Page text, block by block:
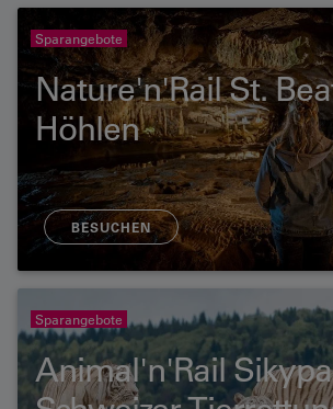
Sparangebote
Nature'n'Rail St.
Höhlen
BESUCHEN
Sparangebote
Animal'n'Rail